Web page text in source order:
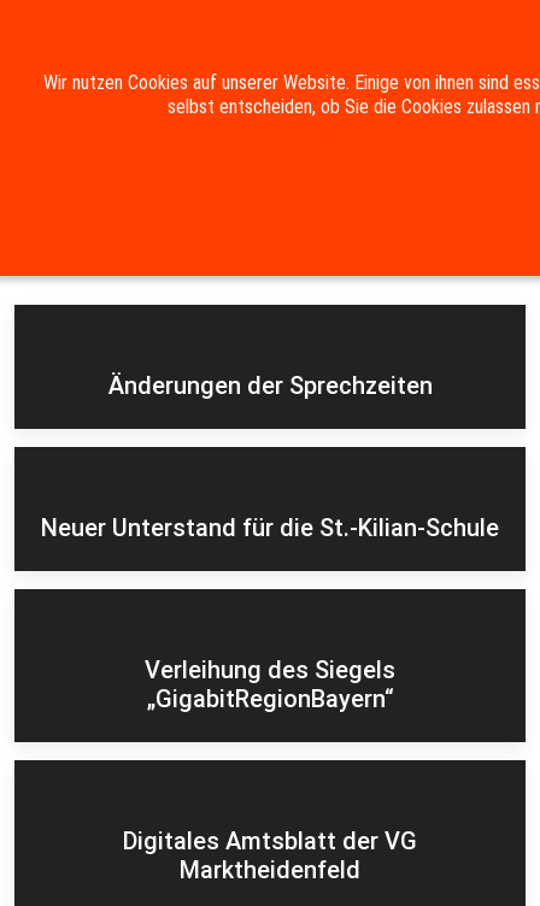
Änderungen der Sprechzeiten
Neuer Unterstand für die St.-Kilian-Schule
Verleihung des Siegels
„GigabitRegionBayern“
Digitales Amtsblatt der VG
Marktheidenfeld
Wir nutzen Cookies auf unserer Website. Einige von ihnen sind
selbst entscheiden, ob Sie die Cookies